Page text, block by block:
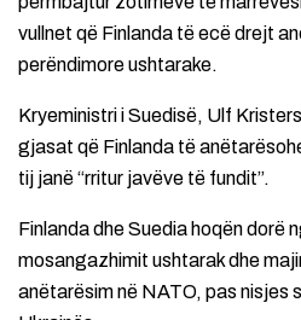
vullnet që Finlanda të ecë drejt
perëndimore ushtarake.
Kryeministri i Suedisë, Ulf
gjasat që Finlanda të
tij janë “rritur javëve të fundit”.
Finlanda dhe Suedia hoqën dorë
mosangazhimit ushtarak dhe
anëtarësim në NATO, pas nisjes